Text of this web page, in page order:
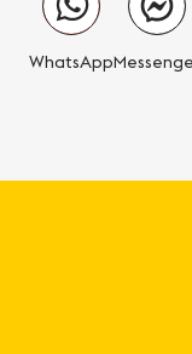
WhatsApp